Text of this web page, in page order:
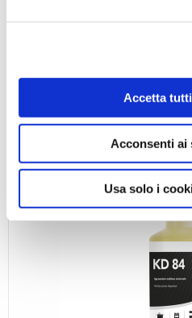
Accetta
Acconsenti ai
Usa solo i